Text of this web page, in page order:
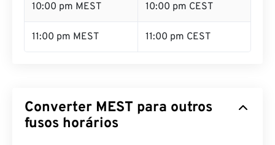
10:00 pm MEST 10:00 pm CEST
11:00 pm MEST 11:00 pm CEST
Converter MEST para outros
fusos horários